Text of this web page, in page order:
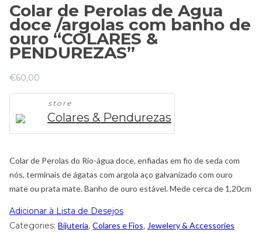
Colar de Perolas de Agua
doce /argolas com banho de
ouro “COLARES &
PENDUREZAS”
€60,00
store
Colares & Pendurezas
Colar de Perolas do Rio-água doce, enfiadas em fio de seda com
nós, terminais de ágatas com argola aço galvanizado com ouro
mate ou prata mate. Banho de ouro estável. Mede cerca de 1,20cm
Adicionar à Lista de Desejos
Categories: Bijuteria, Colares e Fios, Jewelery & Accessories